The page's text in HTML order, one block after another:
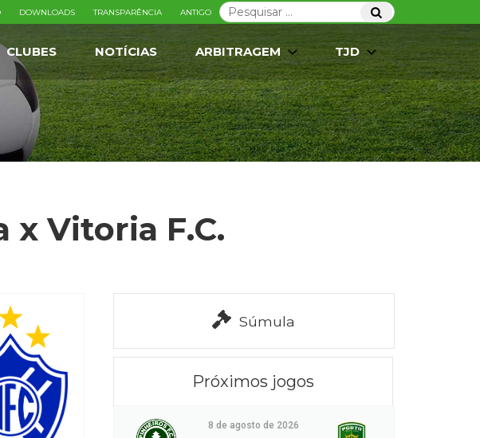
Pesquisar
por:
Pesquisar
DOWNLOADS TRANSPARÊNCIA ANTIGO
CLUBES NOTÍCIAS ARBITRAGEM TJD
x Vitoria F.C.
Súmula
Próximos jogos
8 de agosto de 2026